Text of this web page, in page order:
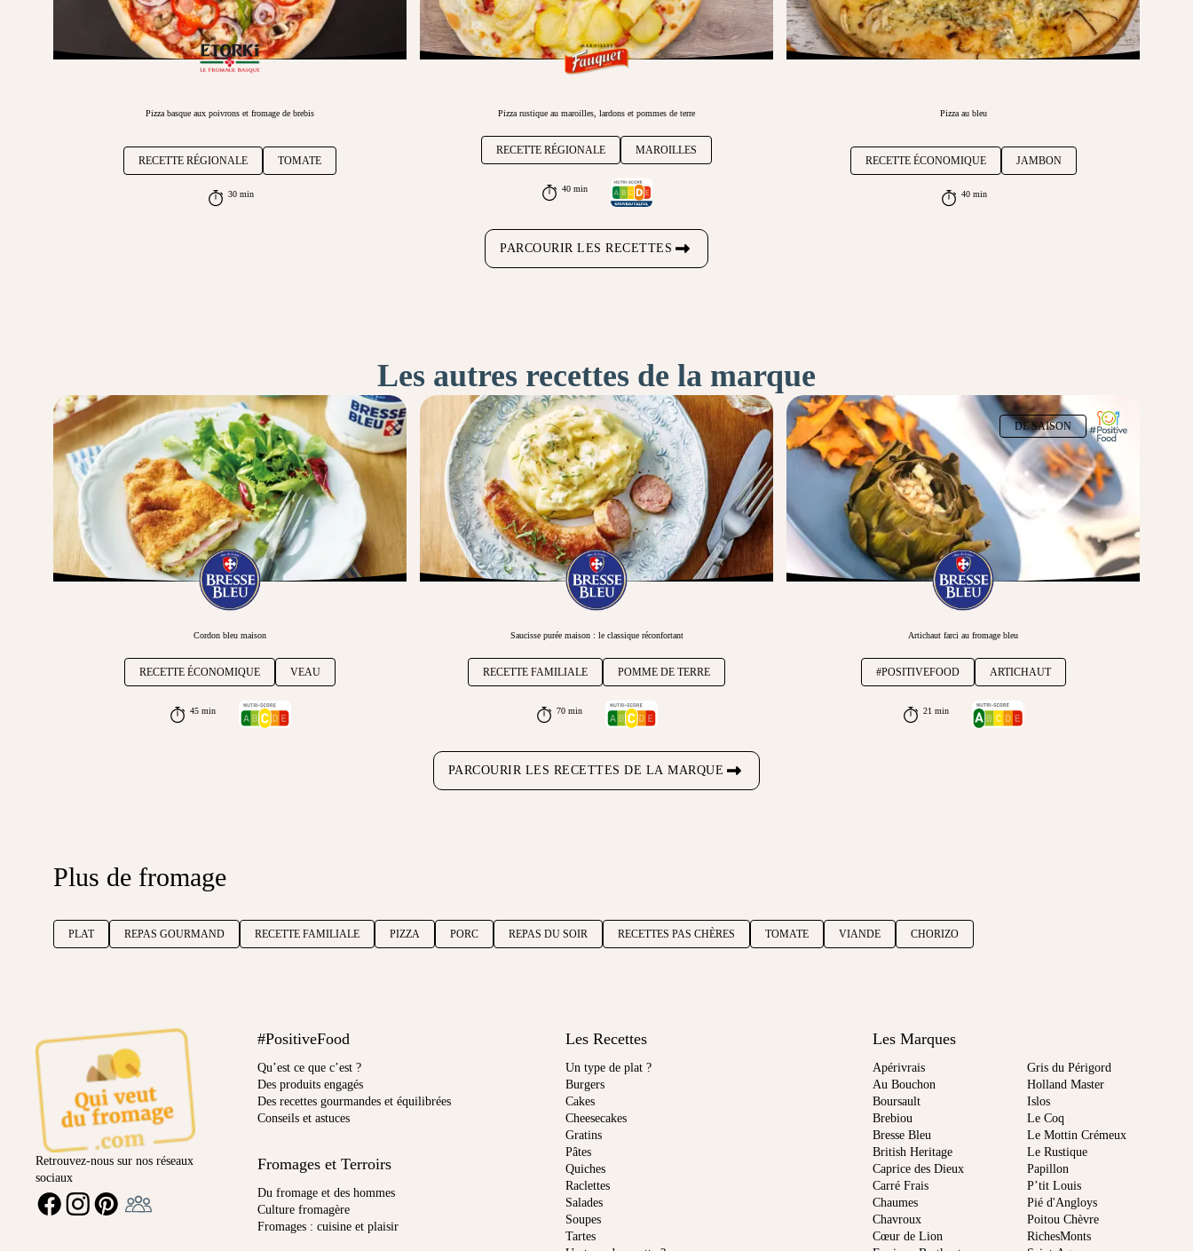
Pizza basque aux poivrons et fromage de brebis
RECETTE RÉGIONALE TOMATE
30 min
Pizza rustique au maroilles, lardons et pommes de terre
RECETTE RÉGIONALE MAROILLES
40 min
Pizza au bleu
RECETTE ÉCONOMIQUE JAMBON
40 min
PARCOURIR LES RECETTES
Les autres recettes de la marque
Cordon bleu maison
RECETTE ÉCONOMIQUE VEAU
45 min
Saucisse purée maison : le classique réconfortant
RECETTE FAMILIALE POMME DE TERRE
70 min
DE SAISON
Artichaut farci au fromage bleu
#POSITIVEFOOD ARTICHAUT
21 min
PARCOURIR LES RECETTES DE LA MARQUE
Plus de fromage
PLAT REPAS GOURMAND RECETTE FAMILIALE PIZZA PORC REPAS DU SOIR RECETTES PAS CHÈRES TOMATE VIANDE CHORIZO
Retrouvez-nous sur nos réseaux
sociaux
FACEBOOKINSTAGRAMPINTEREST
#PositiveFood
Qu’est ce que c’est ?
Des produits engagés
Des recettes gourmandes et équilibrées
Conseils et astuces
Fromages et Terroirs
Du fromage et des hommes
Culture fromagère
Fromages : cuisine et plaisir
Les Recettes
Un type de plat ?
Burgers
Cakes
Cheesecakes
Gratins
Pâtes
Quiches
Raclettes
Salades
Soupes
Tartes
Les Marques
Apérivrais
Au Bouchon
Boursault
Brebiou
Bresse Bleu
British Heritage
Caprice des Dieux
Carré Frais
Chaumes
Chavroux
Cœur de Lion
Gris du Périgord
Holland Master
Islos
Le Coq
Le Mottin Crémeux
Le Rustique
Papillon
P’tit Louis
Pié d'Angloys
Poitou Chèvre
RichesMonts